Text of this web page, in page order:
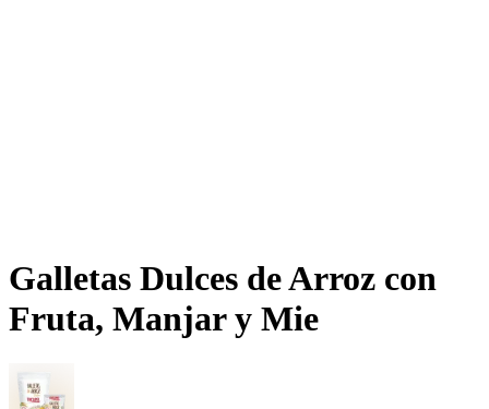
Galletas Dulces de Arroz con
Fruta, Manjar y Mie​​​​‌ ‍ ​‍​‍‌‍ ‌ ​‍‌‍‍‌‌‍‌ ‌‍‍‌‌‍ ‍​‍​‍​ ‍‍​‍​‍‌ ​ ‌‍​‌‌‍ ‍‌‍‍‌‌ ‌​‌ ‍‌​‍ ‍‌‍‍‌‌‍ ​‍​‍​‍ ​​‍​‍‌‍‍​‌ ​‍‌‍‌‌‌‍‌‍​‍​‍​ ‍‍​‍​‍‌‍‍​‌ ‌​‌ ‌​‌ ​​‌ ​ ​ ‍‍​‍ ​‍ ‌ ‌​‌ ‌‌‌‍​ ‌‍​‌‌ ​​‌‍‌‌‌‍ ​​‍ ‍‌ ​ ‌‍​‌‌‍ ‍‌‍‍‌‌ ‌​‌ ‍‌​‍ ‍‌ ​ ‌ ‌​‌ ‌‌‌‍‌​‌‍‍‌‌‍ ​‍ ‌‍‍‌‌‍ ‍‌ ‌​‌‍‌‌‌‍ ‍‌ ‌​​‍ ‌‍‌‌‌‍‌​‌‍‍‌‌ ‌​​‍ ‌‍ ‌‌‍ ‌‍‌​‌‍‌‌​ ‌‌ ​​‌ ​‍‌‍‌‌‌ ​ ‌‍‌‌‌‍ ‍‌ ‌​‌‍​‌‌ ‌​‌‍‍‌‌‍ ‌‍ ‍​ ‍ ‌‍‍‌‌‍‌​​ ‌‌ ​‍‌‍‌‌‌‍​ ‌‍‍‌‌ ​​‌‍‌‌​‍ ‌​ ‌ ​ ‍‌​ ​‍​ ‍​​ ‍ ‌ ‌​‌ ‍‌‌ ​​‌‍‌‌​ ‌‌ ​‍‌‍‌‌‌‍​ ‌‍‍‌‌ ​​‌‍‌‌​ ‍ ‌ ​​‌‍​‌‌ ‌​‌‍‍​​ ‌‌ ‌​‌‍‍‌‌ ‌​‌‍ ​‌‍‌‌​ ‌‍​‍‌‍​‌‌ ​ ‌‍‌‌‌‌‌‌‌ ​‍‌‍ ​​ ‌‌‍‍​‌ ‌​‌ ‌​‌ ​​‌ ​ ​‍‌‌​ ​ ‌​​‌​‍‌‌​ ​‍‌​‌‍​‍‌‌​ ​‍‌​‌‍‌ ‌​‌ ‌‌‌‍​ ‌‍​‌‌ ​​‌‍‌‌‌‍ ​​‍ ‍‌ ​ ‌‍​‌‌‍ ‍‌‍‍‌‌ ‌​‌ ‍‌​‍ ‍‌ ​ ‌ ‌​‌ ‌‌‌‍‌​‌‍‍‌‌‍ ​‍‌‍‌‍‍‌‌‍‌​​ ‌‌ ​‍‌‍‌‌‌‍​ ‌‍‍‌‌ ​​‌‍‌‌​‍ ‌​ ‌ ​ ‍‌​ ​‍​ ‍​​‍‌‍‌ ‌​‌ ‍‌‌ ​​‌‍‌‌​ ‌‌ ​‍‌‍‌‌‌‍​ ‌‍‍‌‌ ​​‌‍‌‌​‍‌‍‌ ​​‌‍​‌‌ ‌​‌‍‍​​ ‌‌ ‌​‌‍‍‌‌ ‌​‌‍ ​‌‍‌‌​‍‌‍‌ ​​‌‍‌‌‌ ​‍‌ ​ ‌ ​​‌‍‌‌‌‍​ ‌ ‌​‌‍‍‌‌ ‌‍‌‍‌‌​ ‌‌ ​​‌ ‌‌‌‍​‍‌‍ ​‌‍‍‌‌ ​ ‌‍‍​‌‍‌‌‌‍‌​​‍​‍‌ ‌